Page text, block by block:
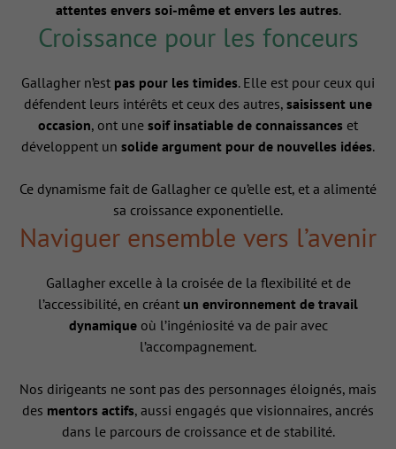
attentes envers soi-même et envers les autres.
Croissance pour les fonceurs
Gallagher n’est pas pour les timides. Elle est pour ceux qui
défendent leurs intérêts et ceux des autres, saisissent une
occasion, ont une soif insatiable de connaissances et
développent un solide argument pour de nouvelles idées.
Ce dynamisme fait de Gallagher ce qu’elle est, et a alimenté
sa croissance exponentielle.
Naviguer ensemble vers l’avenir
Gallagher excelle à la croisée de la flexibilité et de
l’accessibilité, en créant un environnement de travail
dynamique où l’ingéniosité va de pair avec
l’accompagnement.
Nos dirigeants ne sont pas des personnages éloignés, mais
des mentors actifs, aussi engagés que visionnaires, ancrés
dans le parcours de croissance et de stabilité.